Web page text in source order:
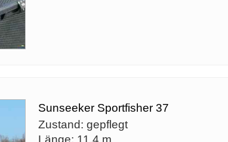
Sunseeker Sportfisher 37
Zustand: gepflegt
Länge: 11,4 m